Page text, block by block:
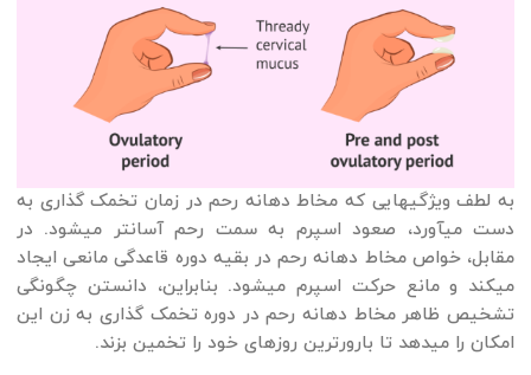
به لطف ویژگی­هایی که مخاط دهانه رحم در زمان تخمک گذاری به
دست می­آورد، صعود اسپرم به سمت رحم آسان­تر می­شود. در
مقابل، خواص مخاط دهانه رحم در بقیه دوره قاعدگی مانعی ایجاد
می­کند و مانع حرکت اسپرم می­شود. بنابراین، دانستن چگونگی
تشخیص ظاهر مخاط دهانه رحم در دوره تخمک گذاری به زن این
امکان را می­دهد تا بارورترین روزهای خود را تخمین بزند.